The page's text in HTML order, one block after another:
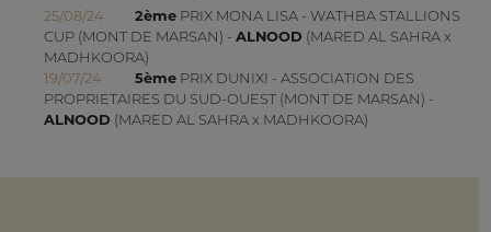
25/08/24 2èmePRIX MONA LISA - WATHBA STALLIONS
CUP (MONT DE MARSAN) - ALNOOD (MARED AL SAHRA x
MADHKOORA)
19/07/24
5èmePRIX DUNIXI - ASSOCIATION DES
PROPRIETAIRES DU SUD-OUEST (MONT DE MARSAN) -
ALNOOD (MARED AL SAHRA x MADHKOORA)